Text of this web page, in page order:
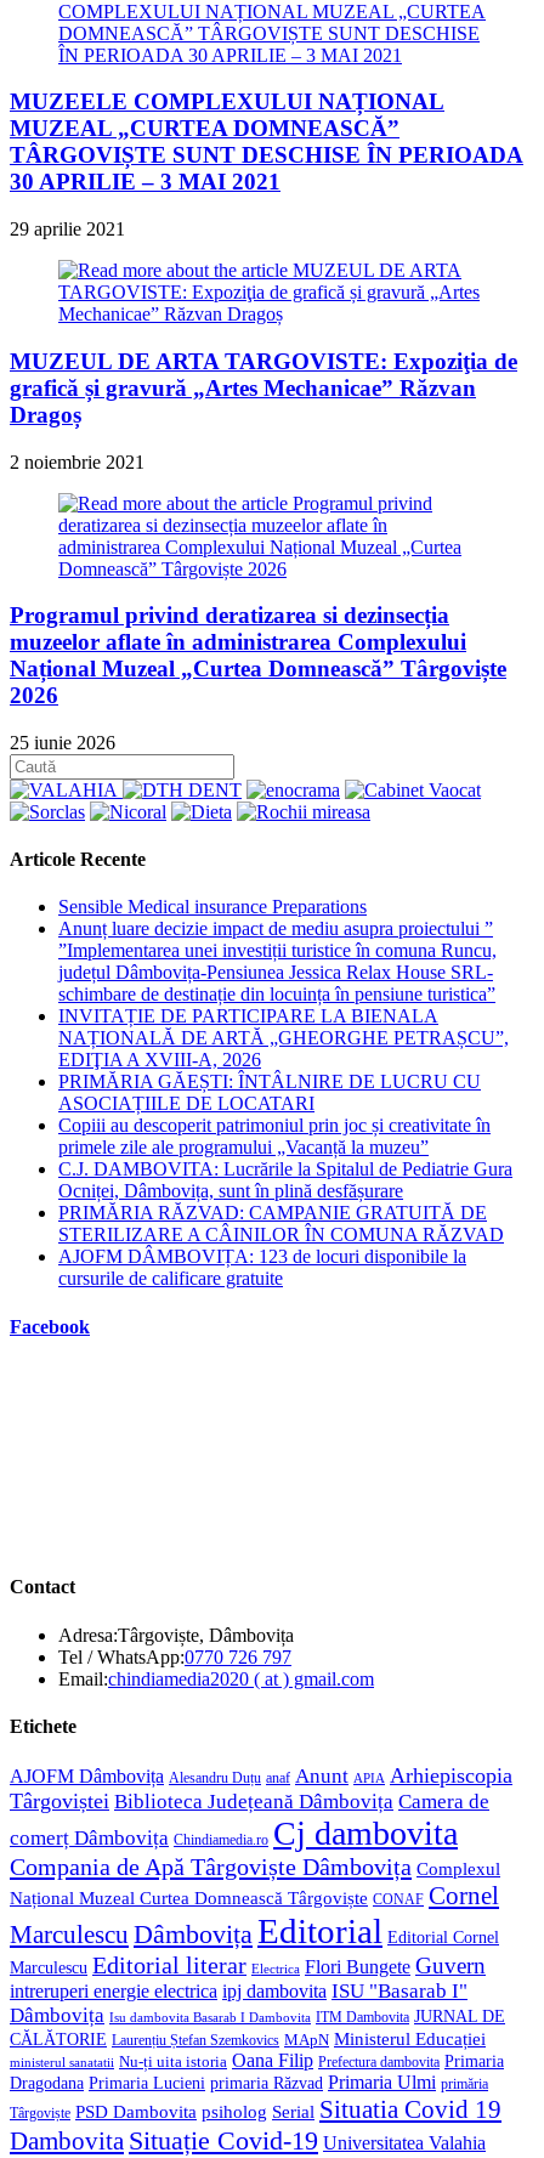
MUZEELE COMPLEXULUI NAȚIONAL
MUZEAL „CURTEA DOMNEASCĂ”
TÂRGOVIȘTE SUNT DESCHISE ÎN PERIOADA
30 APRILIE – 3 MAI 2021
29 aprilie 2021
MUZEUL DE ARTA TARGOVISTE: Expoziţia de
grafică și gravură „Artes Mechanicae” Răzvan
Dragoș
2 noiembrie 2021
Programul privind deratizarea si dezinsecția
muzeelor aflate în administrarea Complexului
Național Muzeal „Curtea Domnească” Târgoviște
2026
25 iunie 2026
Articole Recente
Sensible Medical insurance Preparations
Anunț luare decizie impact de mediu asupra proiectului ”
”Implementarea unei investiții turistice în comuna Runcu,
județul Dâmbovița-Pensiunea Jessica Relax House SRL-
schimbare de destinație din locuința în pensiune turistica”
INVITAȚIE DE PARTICIPARE LA BIENALA
NAȚIONALĂ DE ARTĂ „GHEORGHE PETRAȘCU”,
EDIŢIA A XVIII-A, 2026
PRIMĂRIA GĂEȘTI: ÎNTÂLNIRE DE LUCRU CU
ASOCIAȚIILE DE LOCATARI
Copiii au descoperit patrimoniul prin joc și creativitate în
primele zile ale programului „Vacanță la muzeu”
C.J. DAMBOVITA: Lucrările la Spitalul de Pediatrie Gura
Ocniței, Dâmbovița, sunt în plină desfășurare
PRIMĂRIA RĂZVAD: CAMPANIE GRATUITĂ DE
STERILIZARE A CÂINILOR ÎN COMUNA RĂZVAD
AJOFM DÂMBOVIȚA: 123 de locuri disponibile la
cursurile de calificare gratuite
Facebook
Contact
Adresa:Târgoviște, Dâmbovița
Tel / WhatsApp:0770 726 797Opens
in
Email:chindiamedia2020 ( at ) gmail.comOpens
Etichete
AJOFM Dâmbovița Alesandru Duțu anaf Anunt APIA Arhiepiscopia
Târgoviștei Biblioteca Județeană Dâmbovița Camera de
comerț Dâmbovița Chindiamedia.ro Cj dambovita
Compania de Apă Târgoviște Dâmbovița Complexul
Național Muzeal Curtea Domnească Târgoviște CONAF Cornel
Marculescu DâmbovițaEditorial Editorial Cornel
Marculescu Editorial literar Electrica Flori Bungete Guvern
intreruperi energie electrica ipj dambovita ISU "Basarab I"
Dâmbovița Isu dambovita Basarab I Dambovita ITM Dambovita JURNAL DE
CĂLĂTORIE Laurențiu Ștefan Szemkovics MApN Ministerul Educației
ministerul sanatatii Nu-ți uita istoria Oana Filip Prefectura dambovita Primaria
Dragodana Primaria Lucieni primaria Răzvad Primaria Ulmi primăria
Târgoviște PSD Dambovita psiholog Serial Situatia Covid 19
Dambovita Situație Covid-19 Universitatea Valahia